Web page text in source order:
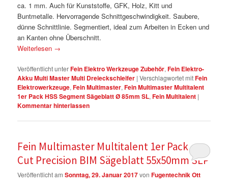
ca. 1 mm. Auch für Kunststoffe, GFK, Holz, Kitt und
Buntmetalle. Hervorragende Schnittgeschwindigkeit. Saubere,
dünne Schnittlinie. Segmentiert, ideal zum Arbeiten in Ecken und
an Kanten ohne Überschnitt.
Weiterlesen →
Veröffentlicht unterFein Elektro Werkzeuge Zubehör,Fein Elektro-
Akku Multi Master Multi Dreieckschleifer |Verschlagwortet mitFein
Elektrowerkzeuge,Fein Multimaster,Fein Multimaster Multitalent
1er Pack HSS Segment Sägeblatt Ø 85mm SL,Fein Multitalent |
Kommentar hinterlassen
Fein Multimaster Multitalent 1er Pack E-
Cut Precision BIM Sägeblatt 55x50mm SLP
Veröffentlicht amSonntag, 29. Januar 2017vonFugentechnik Ott